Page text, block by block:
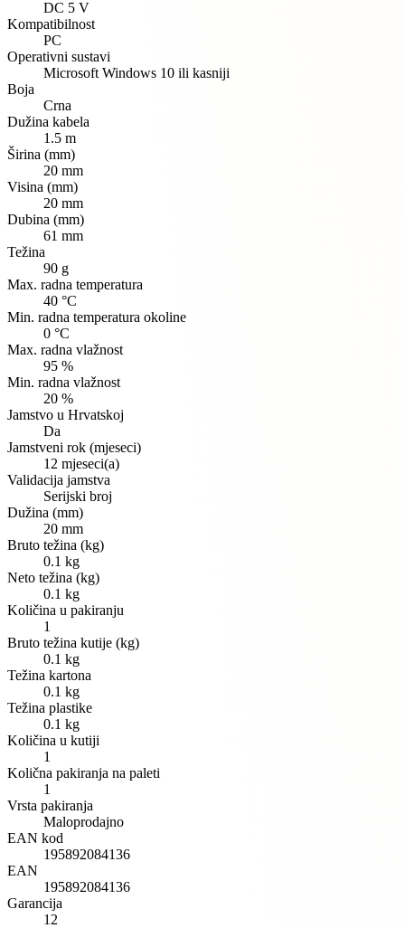
DC 5 V
Kompatibilnost
PC
Operativni sustavi
Microsoft Windows 10 ili kasniji
Boja
Crna
Dužina kabela
1.5 m
Širina (mm)
20 mm
Visina (mm)
20 mm
Dubina (mm)
61 mm
Težina
90 g
Max. radna temperatura
40 °C
Min. radna temperatura okoline
0 °C
Max. radna vlažnost
95 %
Min. radna vlažnost
20 %
Jamstvo u Hrvatskoj
Da
Jamstveni rok (mjeseci)
12 mjeseci(a)
Validacija jamstva
Serijski broj
Dužina (mm)
20 mm
Bruto težina (kg)
0.1 kg
Neto težina (kg)
0.1 kg
Količina u pakiranju
1
Bruto težina kutije (kg)
0.1 kg
Težina kartona
0.1 kg
Težina plastike
0.1 kg
Količina u kutiji
1
Količna pakiranja na paleti
1
Vrsta pakiranja
Maloprodajno
EAN kod
195892084136
EAN
195892084136
Garancija
12